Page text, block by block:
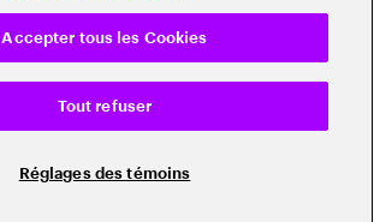
Réglages des témoins
Tout refuser
Accepter tous les Cookies